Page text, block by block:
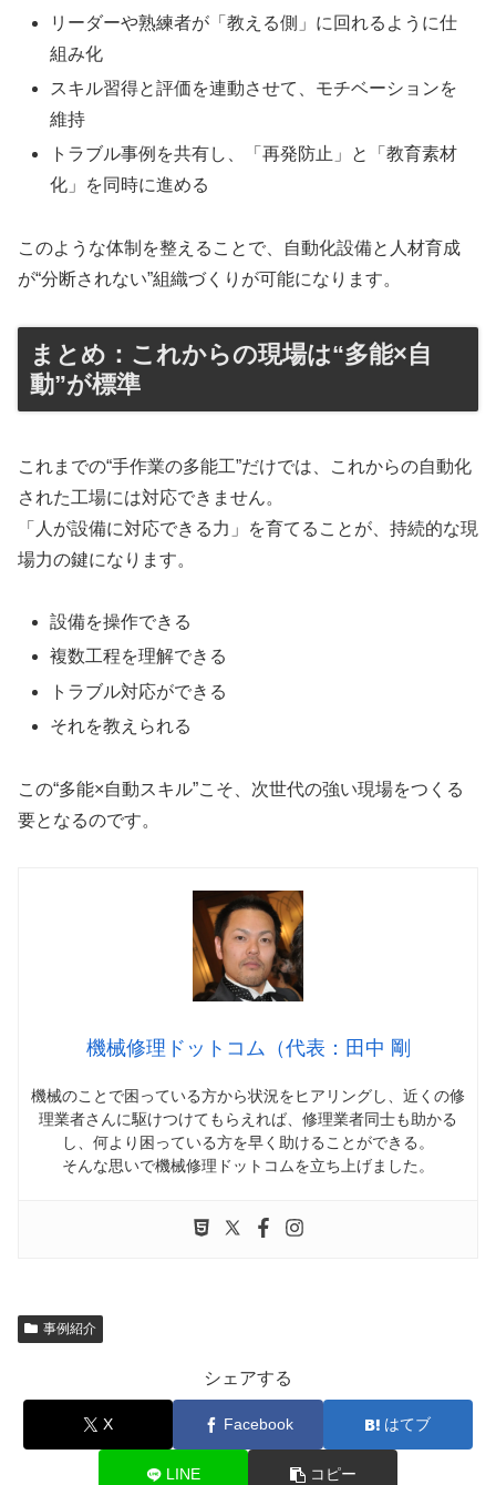
リーダーや熟練者が「教える側」に回れるように仕
組み化
スキル習得と評価を連動させて、モチベーションを
維持
トラブル事例を共有し、「再発防止」と「教育素材
化」を同時に進める
このような体制を整えることで、自動化設備と人材育成
が“分断されない”組織づくりが可能になります。
まとめ：これからの現場は“多能×自
動”が標準
これまでの“手作業の多能工”だけでは、これからの自動化
された工場には対応できません。
「人が設備に対応できる力」を育てることが、持続的な現
場力の鍵になります。
設備を操作できる
複数工程を理解できる
トラブル対応ができる
それを教えられる
この“多能×自動スキル”こそ、次世代の強い現場をつくる
要となるのです。
機械修理ドットコム（代表：田中 剛
機械のことで困っている方から状況をヒアリングし、近くの修
理業者さんに駆けつけてもらえれば、修理業者同士も助かる
し、何より困っている方を早く助けることができる。
そんな思いで機械修理ドットコムを立ち上げました。
事例紹介
シェアする
X Facebook はてブ
LINE コピー